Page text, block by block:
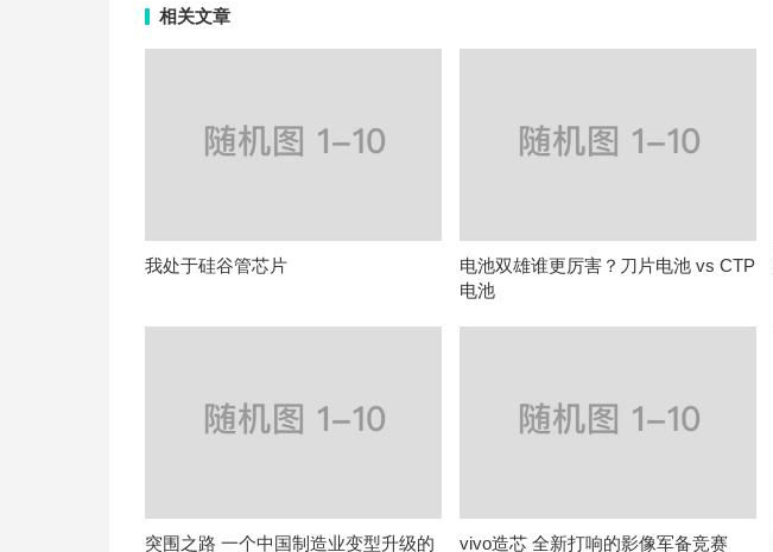
相关文章
我处于硅谷管芯片
电池双雄谁更厉害？刀片电池 vs CTP
电池
突围之路 一个中国制造业变型升级的 vivo造芯 全新打响的影像军备竞赛